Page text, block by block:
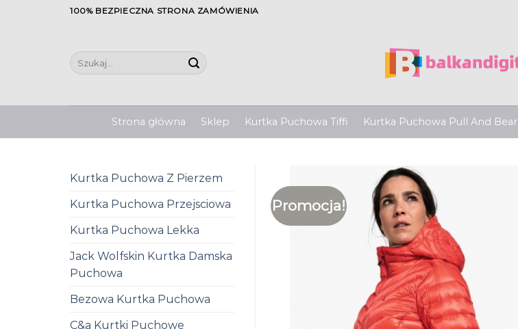
100% BEZPIECZNA STRONA ZAMÓWIENIA
Szukaj:
Strona główna Sklep Kurtka Puchowa Tiffi Kurtka Puchowa Pull And Bear
Kurtka Puchowa Z Pierzem
Kurtka Puchowa Przejsciowa
Kurtka Puchowa Lekka
Jack Wolfskin Kurtka Damska
Puchowa
Bezowa Kurtka Puchowa
C&a Kurtki Puchowe
Promocja!